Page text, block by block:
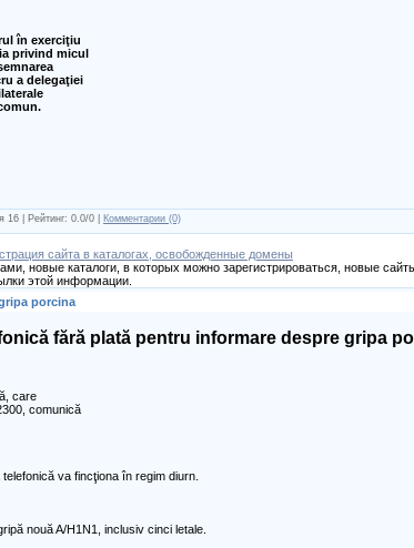
în exerciţiu
privind micul
a delegaţiei
16 | Рейтинг: 0.0/0 | Комментарии (0)
сайта в каталогах, освобожденные домены
новые каталоги, в которых можно зарегистрироваться, новые
этой информации.
porcina
fără plată pentru informare despre gripa
care
comunică
va fincţiona în regim diurn.
nouă A/H1N1, inclusiv cinci letale.